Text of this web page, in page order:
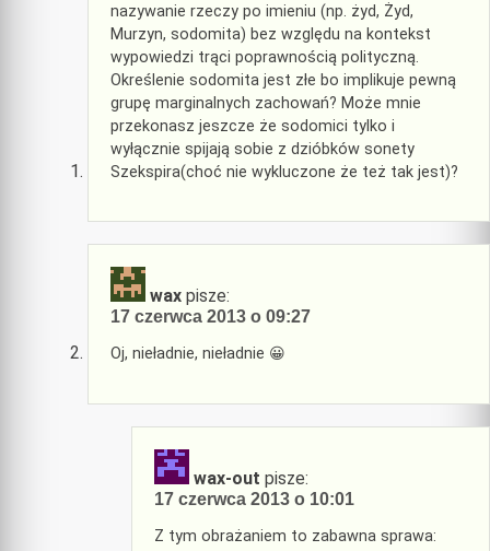
nazywanie rzeczy po imieniu (np. żyd, Żyd,
Murzyn, sodomita) bez względu na kontekst
wypowiedzi trąci poprawnością polityczną.
Określenie sodomita jest złe bo implikuje pewną
grupę marginalnych zachowań? Może mnie
przekonasz jeszcze że sodomici tylko i
wyłącznie spijają sobie z dzióbków sonety
Szekspira(choć nie wykluczone że też tak jest)?
wax pisze:
17 czerwca 2013 o 09:27
Oj, nieładnie, nieładnie 😀
wax-out pisze:
17 czerwca 2013 o 10:01
Z tym obrażaniem to zabawna sprawa: